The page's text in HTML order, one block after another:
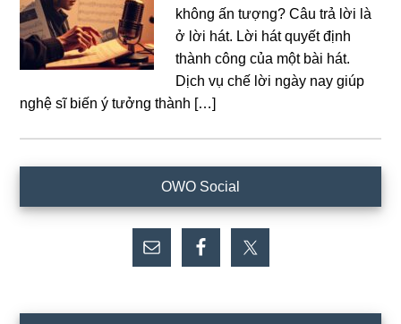
không ấn tượng? Câu trả lời là
ở lời hát. Lời hát quyết định
thành công của một bài hát.
Dịch vụ chế lời ngày nay giúp
nghệ sĩ biến ý tưởng thành […]
chính
OWO Social